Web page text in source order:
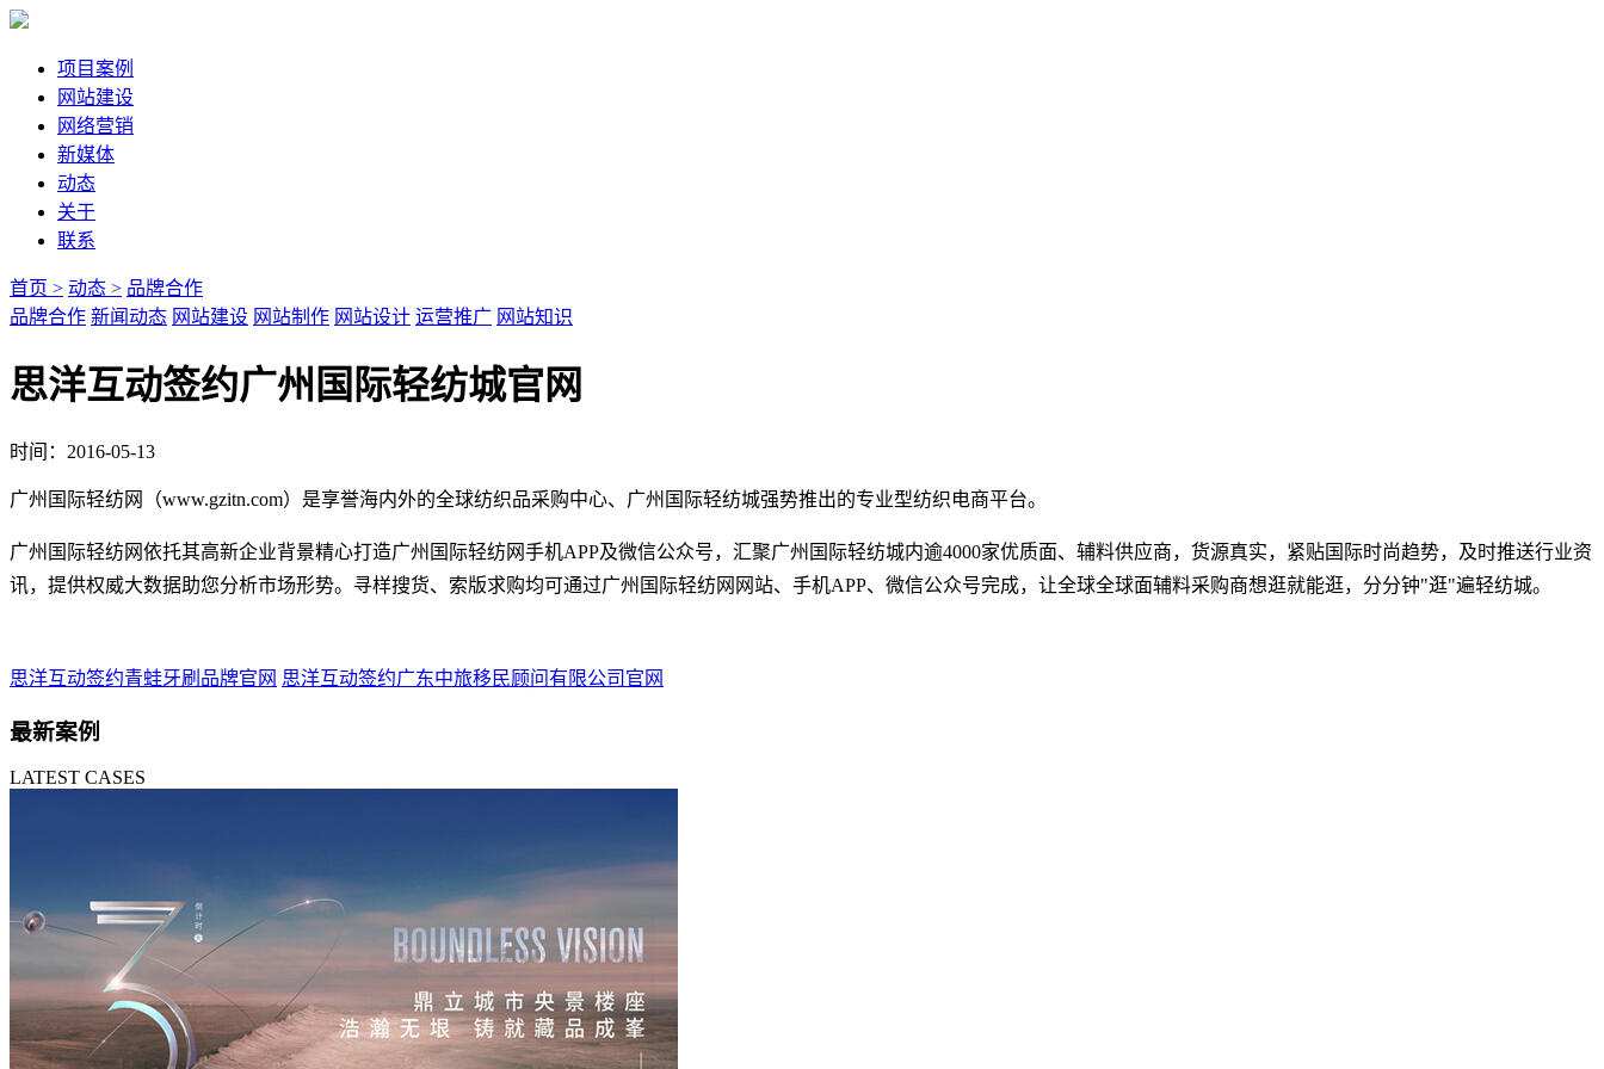
项目案例
网站建设
网络营销
新媒体
动态
关于
联系
首页 > 动态 > 品牌合作
品牌合作 新闻动态 网站建设 网站制作 网站设计 运营推广 网站知识
思洋互动签约广州国际轻纺城官网
时间：2016-05-13
广州国际轻纺网（www.gzitn.com）是享誉海内外的全球纺织品采购中心、广州国际轻纺城强势推出的专业型纺织电商平台。
广州国际轻纺网依托其高新企业背景精心打造广州国际轻纺网手机APP及微信公众号，汇聚广州国际轻纺城内逾4000家优质面、辅料供应商，货源真实，紧贴国际时尚趋势，及时推送行业资
讯，提供权威大数据助您分析市场形势。寻样搜货、索版求购均可通过广州国际轻纺网网站、手机APP、微信公众号完成，让全球全球面辅料采购商想逛就能逛，分分钟"逛"遍轻纺城。
思洋互动签约青蛙牙刷品牌官网 思洋互动签约广东中旅移民顾问有限公司官网
最新案例
LATEST CASES